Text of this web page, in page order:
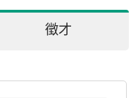
徵才